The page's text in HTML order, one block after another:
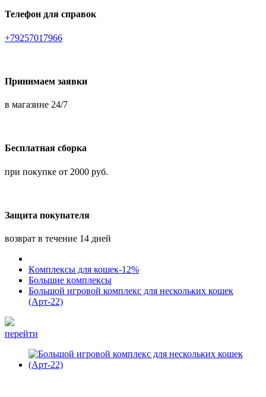
Телефон для справок
+79257017966
Принимаем заявки
в магазине 24/7
Бесплатная сборка
при покупке от 2000 руб.
Защита покупателя
возврат в течение 14 дней
Кoмплексы для кошек-12%
Большие кoмплексы
Большой игровой комплекс для нескольких кошек
(Арт-22)
перейти